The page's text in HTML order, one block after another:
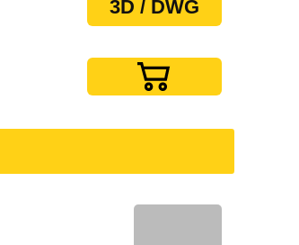
3D / DWG